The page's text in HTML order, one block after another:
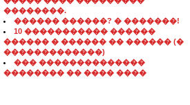
��������.
������ ������? � �������!
10 ����������� ������
������ � ������ �� ������ (�
�������������)
��� ��������������
�������� �� ���� ����